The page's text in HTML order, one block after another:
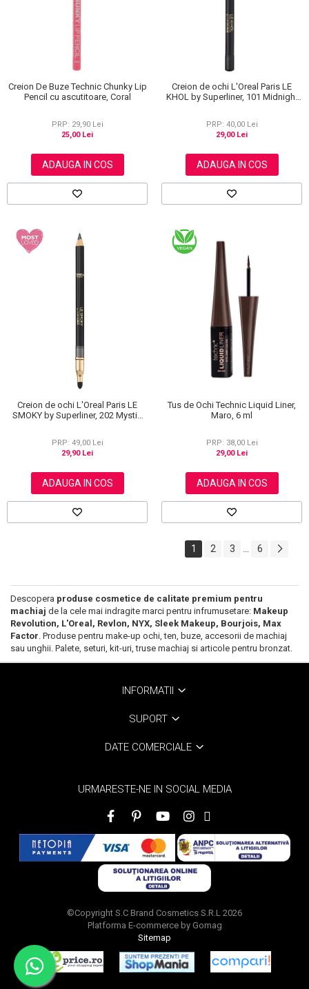
Creion De Buze Technic Chunky Lip
Pencil cu ascutitoare, Coral
PRP: 29,90 Lei
25,00 Lei
ADAUGA IN COS
Creion de ochi L'Oreal Paris LE
KHOL by Superliner, 101 Midnight
PRP: 40,00 Lei
29,00 Lei
ADAUGA IN COS
Creion de ochi L'Oreal Paris LE
SMOKY by Superliner, 202 Mystic
PRP: 49,00 Lei
29,90 Lei
ADAUGA IN COS
Tus de Ochi Technic Liquid Liner,
Maro, 6 ml
PRP: 38,00 Lei
29,00 Lei
ADAUGA IN COS
1 2 3 ... 6
Descopera produse cosmetice de calitate premium pentru
machiaj de la cele mai indragite marci pentru infrumusetare: Makeup
Revolution, L'Oreal, Revlon, NYX, Sleek Makeup, Bourjois, Max
Factor. Produse pentru make-up ochi, ten, buze, accesorii de machiaj
sau unghii. Palete, seturi, kit-uri, truse machiaj si articole pentru bronzat.
INFORMATII
SUPORT
DATE COMERCIALE
URMARESTE-NE IN SOCIAL MEDIA
©Copyright S.C Brand Cosmetics S.R.L 2026
Platforma E-commerce by Gomag
Sitemap